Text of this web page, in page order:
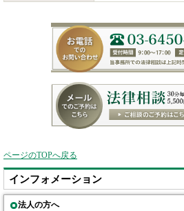
ページのTOPへ戻る
インフォメーション
法人の方へ